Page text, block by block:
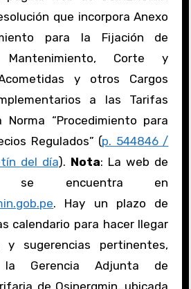
que incorpora Anexo
para la Fijación de
Corte y
y otros Cargos
a las Tarifas
Norma “Procedimiento para
Regulados” (p. 544846 /
del día). Nota: La web de
se encuentra en
. Hay un plazo de
calendario para hacer llegar
y sugerencias pertinentes,
Gerencia Adjunta de
de Osinergmin, ubicada